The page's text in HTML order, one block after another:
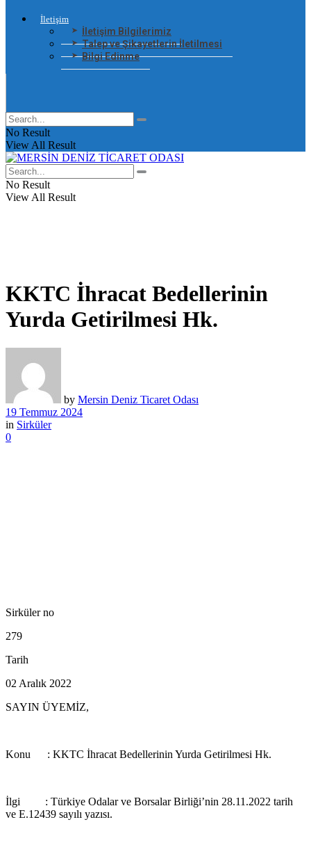
İletişim
İletişim Bilgilerimiz
Talep ve Şikayetlerin İletilmesi
Bilgi Edinme
No Result
View All Result
No Result
View All Result
KKTC İhracat Bedellerinin
Yurda Getirilmesi Hk.
by Mersin Deniz Ticaret Odası
19 Temmuz 2024
in Sirküler
0
Sirküler no
279
Tarih
02 Aralık 2022
SAYIN ÜYEMİZ,
Konu : KKTC İhracat Bedellerinin Yurda Getirilmesi Hk.
İlgi : Türkiye Odalar ve Borsalar Birliği’nin 28.11.2022 tarih
ve E.12439 sayılı yazısı.